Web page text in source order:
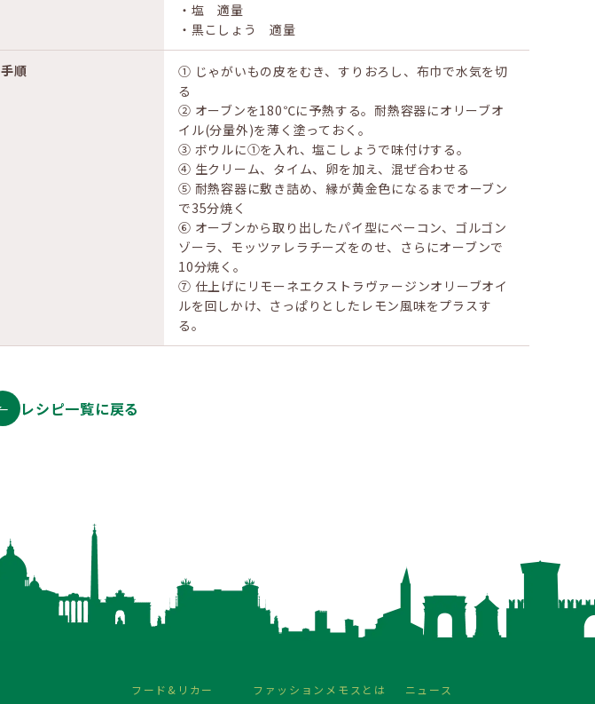
・塩 適量
・黒こしょう 適量
手順
① じゃがいもの皮をむき、すりおろし、布巾で水気を切
る
② オーブンを180℃に予熱する。耐熱容器にオリーブオ
イル(分量外)を薄く塗っておく。
③ ボウルに①を入れ、塩こしょうで味付けする。
④ 生クリーム、タイム、卵を加え、混ぜ合わせる
⑤ 耐熱容器に敷き詰め、縁が黄金色になるまでオーブン
で35分焼く
⑥ オーブンから取り出したパイ型にベーコン、ゴルゴン
ゾーラ、モッツァレラチーズをのせ、さらにオーブンで
10分焼く。
⑦ 仕上げにリモーネエクストラヴァージンオリーブオイ
ルを回しかけ、さっぱりとしたレモン風味をプラスす
る。
レシピ一覧に戻る
フード&リカー ファッション メモスとは ニュース